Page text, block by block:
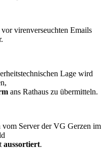
virenverseuchten Emails
Lage wird
ans Rathaus zu übermitteln.
Server der VG Gerzen im
aussortiert.